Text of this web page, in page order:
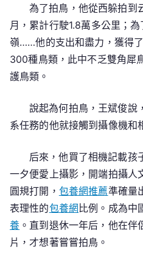
為了拍鳥，他從西躲拍到
月，累計行駛1.8萬多公里；
嶺……他的支出和盡力，獲得
300種鳥類，此中不乏雙角犀
護鳥類。
說起為何拍鳥，王斌俊
系任務的他就接觸到攝像機和
后來，他買了相機記載孩
一夕便愛上攝影，開端拍攝人
圓規打開， 包養網推薦準確量
表理性的包養網 比例。成為中
養 。直到退休一年后，他在
片，才想著嘗嘗拍鳥。